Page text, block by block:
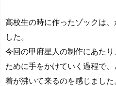
高校生の時に作ったゾックは
した。
今回の甲府星人の制作にあた
ために手をかけていく過程で
着が沸いて来るのを感じました